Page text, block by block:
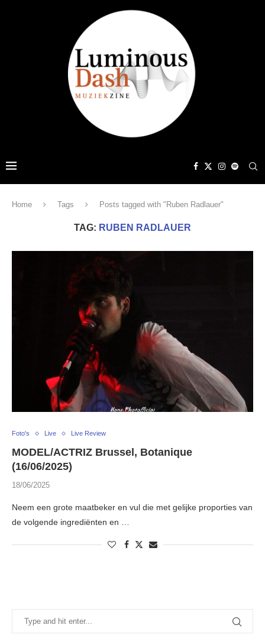
Home Tags Posts tagged with "Ruben Radlauer"
TAG: RUBEN RADLAUER
Foto's Live Live Review
MODEL/ACTRIZ Brussel, Botanique
(16/06/2025)
18/06/2025
Neem een grote maatbeker en vul die met gelijke proporties van
de volgende ingrediënten en …